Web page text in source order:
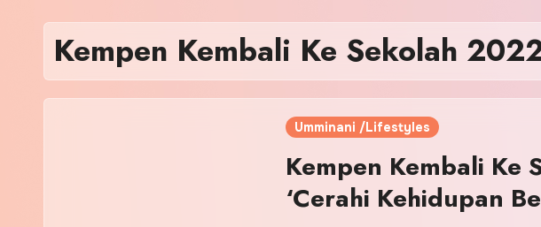
Kempen Kembali Ke Sekolah
Umminani /Lifestyles
Kempen Kembali Ke
‘Cerahi Kehidupan